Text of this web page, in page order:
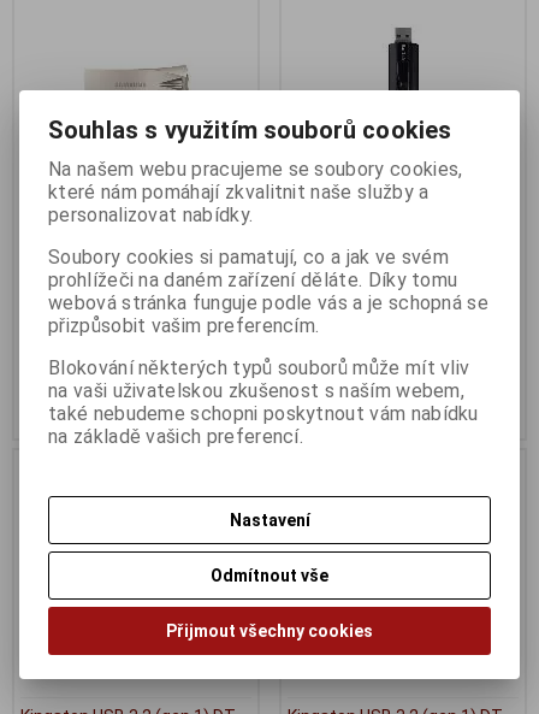
Samsung BAR Plus 128GB
USB 3.2 Champagne Silver
Termín dodání (dny):5
484 Kč (bez DPH:)
Koupit
420MBps USB 3.1 USB-A
Černá kovová
Termín dodání (dny):3
884 Kč (bez DPH:)
Koupit
Souhlas s využitím souborů cookies
Na našem webu pracujeme se soubory cookies,
které nám pomáhají zkvalitnit naše služby a
personalizovat nabídky.
Soubory cookies si pamatují, co a jak ve svém
prohlížeči na daném zařízení děláte. Díky tomu
webová stránka funguje podle vás a je schopná se
přizpůsobit vašim preferencím.
Blokování některých typů souborů může mít vliv
na vaši uživatelskou zkušenost s naším webem,
také nebudeme schopni poskytnout vám nabídku
na základě vašich preferencí.
Nastavení
Odmítnout vše
Přijmout všechny cookies